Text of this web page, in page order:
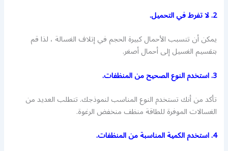
2. لا تفرط في التحميل.
يمكن أن تتسبب الأحمال كبيرة الحجم في إتلاف الغسالة ، لذا قم
بتقسيم الغسيل إلى أحمال أصغر.
3. استخدم النوع الصحيح من المنظفات.
تأكد من أنك تستخدم النوع المناسب لنموذجك. تتطلب العديد من
الغسالات الموفرة للطاقة منظف منخفض الرغوة.
4. استخدم الكمية المناسبة من المنظفات.